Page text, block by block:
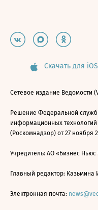
Скачать для iOS
Сетевое издание Ведомости
Решение Федеральной
информационных
(Роскомнадзор) от 27 ноября
Учредитель: АО «Бизнес
Главный редактор: Казьмина
Электронная почта: